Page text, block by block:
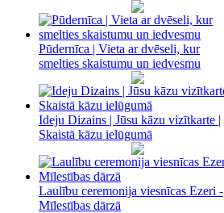
Pūdernīca | Vieta ar dvēseli, kur
smelties skaistumu un iedvesmu
Ideju Dizains | Jūsu kāzu vizītkarte |
Skaistā kāzu ielūgumā
Laulību ceremonija viesnīcas Ezeri -
Mīlestības dārzā